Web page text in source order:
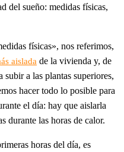
del sueño: medidas físicas,
físicas», nos referimos,
aislada de la vivienda y, de
a las plantas superiores,
hacer todo lo posible para
el día: hay que aislarla
durante las horas de calor.
horas del día, es